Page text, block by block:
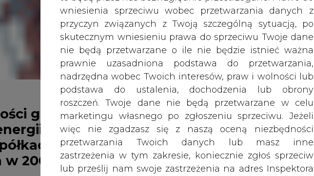
wniesienia sprzeciwu wobec przetwarzania danych z
przyczyn związanych z Twoją szczególną sytuacją, po
skutecznym wniesieniu prawa do sprzeciwu Twoje dane
nie będą przetwarzane o ile nie będzie istnieć ważna
prawnie uzasadniona podstawa do przetwarzania,
nadrzędna wobec Twoich interesów, praw i wolności lub
podstawa do ustalenia, dochodzenia lub obrony
roszczeń. Twoje dane nie będą przetwarzane w celu
marketingu własnego po zgłoszeniu sprzeciwu. Jeżeli
więc nie zgadzasz się z naszą oceną niezbędności
przetwarzania Twoich danych lub masz inne
zastrzeżenia w tym zakresie, koniecznie zgłoś sprzeciw
lub prześlij nam swoje zastrzeżenia na adres Inspektora
grup
2002r.